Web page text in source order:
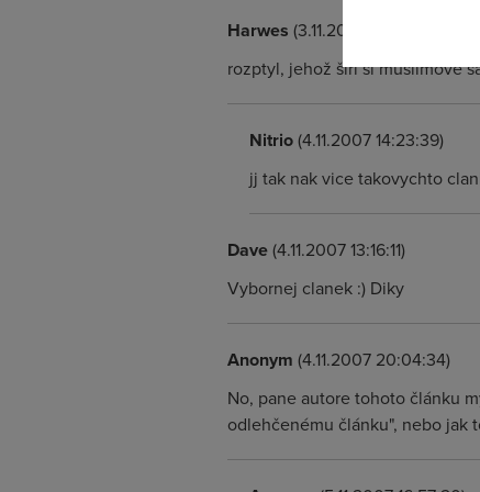
Harwes (3.11.2007 10:28:38)
rozptyl, jehož šíři si muslimové
Nitrio(4.11.2007 14:23:39)
jj tak nak vice takovychto
Dave(4.11.2007 13:16:11)
Vybornej clanek :) Diky
Anonym (4.11.2007 20:04:34)
No, pane autore tohoto článku
odlehčenému článku", nebo jak